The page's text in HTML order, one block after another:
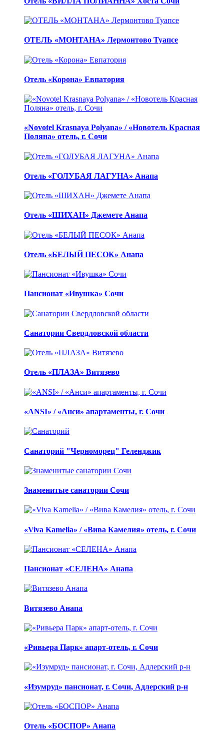
ОТЕЛЬ «МОНТАНА» Лермонтово Туапсе
Отель «Корона» Евпатория
«Novotel Krasnaya Polyana» / «Новотель Красная
Поляна» отель, г. Сочи
Отель «ГОЛУБАЯ ЛАГУНА» Анапа
Отель «ШИХАН» Джемете Анапа
Отель «БЕЛЫЙ ПЕСОК» Анапа
Пансионат «Ивушка» Сочи
Санатории Свердловской области
Отель «ПЛАЗА» Витязево
«ANSI» / «Анси» апартаменты, г. Сочи
Санаторий "Черноморец" Геленджик
Знаменитые санатории Сочи
«Viva Kamelia» / «Вива Камелия» отель, г. Сочи
Пансионат «СЕЛЕНА» Анапа
Витязево Анапа
«Ривьера Парк» апарт-отель, г. Сочи
«Изумруд» пансионат, г. Сочи, Адлерский р-н
Отель «БОСПОР» Анапа